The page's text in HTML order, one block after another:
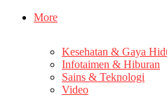
More
Kesehatan & Gaya
Infotaimen & Hiburan
Sains & Teknologi
Video